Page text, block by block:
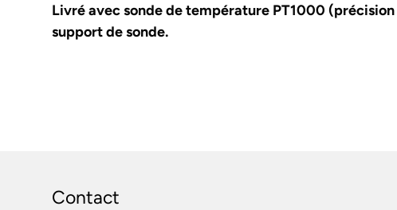
Livré avec sonde de température PT1000
support de sonde.
Contact